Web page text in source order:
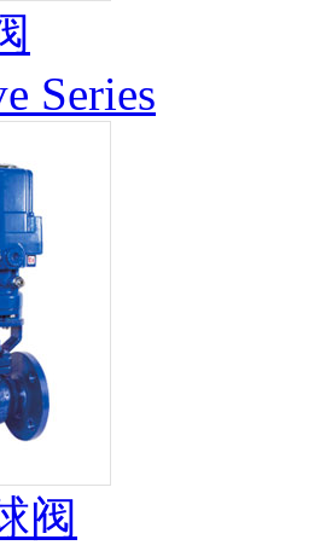
Series
阀